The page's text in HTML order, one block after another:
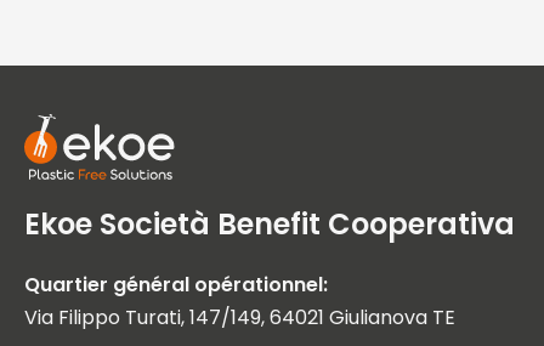
Ekoe Società Benefit Cooperativa
Quartier général opérationnel:
Via Filippo Turati, 147/149, 64021 Giulianova TE